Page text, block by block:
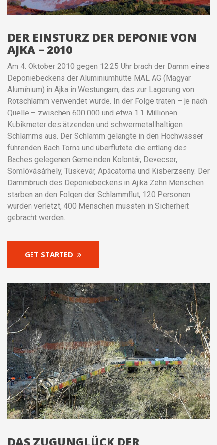
DER EINSTURZ DER DEPONIE VON
AJKA – 2010
Am 4. Oktober 2010 gegen 12:25 Uhr brach der Damm eines
Deponiebeckens der Aluminiumhütte MAL AG (Magyar
Alumínium) in Ajka in Westungarn, das zur Lagerung von
Rotschlamm verwendet wurde. In der Folge traten – je nach
Quelle – zwischen 600.000 und etwa 1,1 Millionen
Kubikmeter des ätzenden und schwermetallhaltigen
Schlamms aus. Der Schlamm gelangte in den Hochwasser
führenden Bach Torna und überflutete die entlang des
Baches gelegenen Gemeinden Kolontár, Devecser,
Somlóvásárhely, Tüskevár, Apácatorna und Kisberzseny. Der
Dammbruch des Deponiebeckens in Ajika Zehn Menschen
starben an den Folgen der Schlammflut, 120 Personen
wurden verletzt, 400 Menschen mussten in Sicherheit
gebracht werden.
GET STARTED
DAS ZUGUNGLÜCK DER